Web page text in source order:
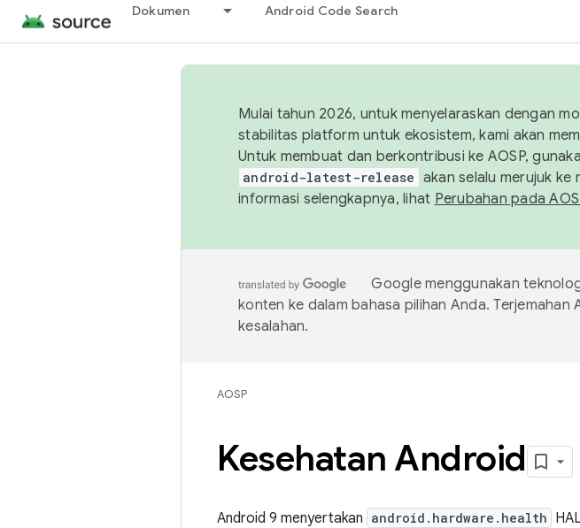
Dokumen Android Code Search
Mulai tahun 2026, untuk menyelaraskan dengan
stabilitas platform untuk ekosistem, kami akan
Untuk membuat dan berkontribusi ke AOSP,
android-latest-release akan selalu merujuk ke
informasi selengkapnya, lihat Perubahan pada
Google menggunakan
konten ke dalam bahasa pilihan Anda. Terjemahan
kesalahan.
AOSP
Kesehatan Android
Android 9 menyertakan android.hardware.health